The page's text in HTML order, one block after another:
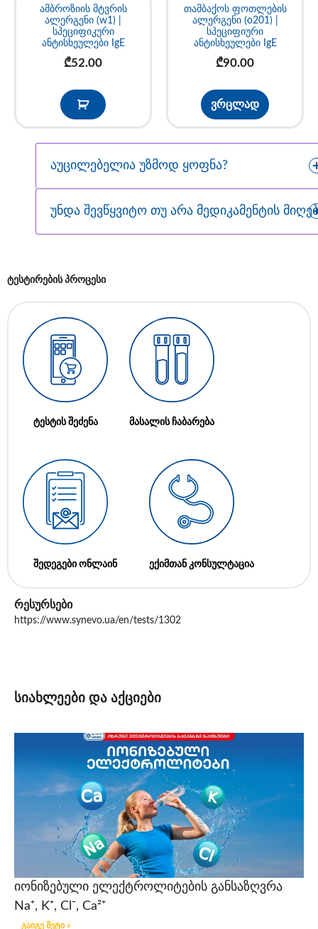
ამბროზიის მტვრის
ალერგენი (w1) |
სპეციფიკური
ანტისხეულები IgE
₾52.00
თამბაქოს ფოთლების
ალერგენი (o201) |
სპეციფიური
ანტისხეულები IgE
₾90.00
ვრცლად
აუცილებელია უზმოდ ყოფნა?
უნდა შევწყვიტო თუ არა მედიკამენტის
ტესტირების პროცესი
ტესტის შეძენა მასალის ჩაბარება
შედეგები ონლაინ ექიმთან კონსულტაცია
რესურსები
https://www.synevo.ua/en/tests/1302
სიახლეები და აქციები
იონიზებული ელექტროლიტების განსაზღვრა
Na⁺, K⁺, Cl⁻, Ca²⁺
გაიგე მეტი »